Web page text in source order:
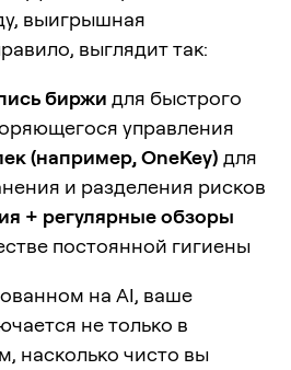
выигрышная
выглядит так:
биржи для быстрого
управления
(например, OneKey) для
и разделения рисков
+ регулярные обзоры
постоянной гигиены
на AI, ваше
не только в
насколько чисто вы